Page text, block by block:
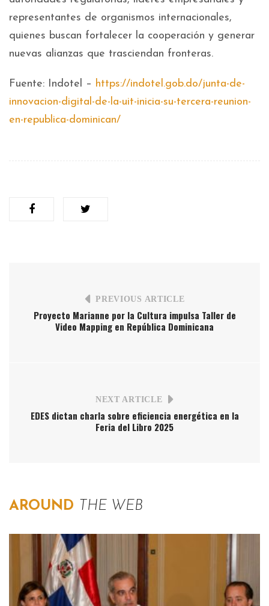
representantes de organismos internacionales,
quienes buscan fortalecer la cooperación y generar
nuevas alianzas que trasciendan fronteras.
Fuente: Indotel – https://indotel.gob.do/junta-de-
innovacion-digital-de-la-uit-inicia-su-tercera-reunion-
en-republica-dominican/
PREVIOUS ARTICLE
Proyecto Marianne por la Cultura impulsa Taller de
Video Mapping en República Dominicana
NEXT ARTICLE
EDES dictan charla sobre eficiencia energética en la
Feria del Libro 2025
AROUND THE WEB